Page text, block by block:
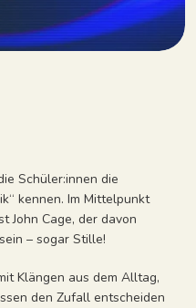
Schüler:innen die
kennen. Im Mittelpunkt
John Cage, der davon
– sogar Stille!
Klängen aus dem Alltag,
den Zufall entscheiden